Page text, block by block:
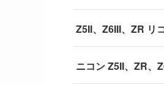
Z5II、Z6III、ZR リ
ニコン Z5II、ZR、